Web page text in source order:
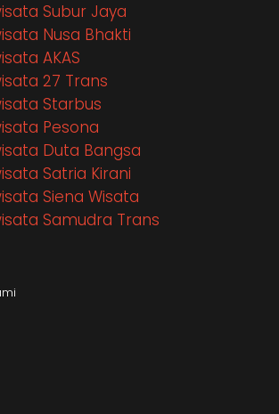
Subur Jaya
Nusa Bhakti
AKAS
27 Trans
Starbus
Pesona
Duta Bangsa
Satria Kirani
Siena Wisata
Samudra Trans